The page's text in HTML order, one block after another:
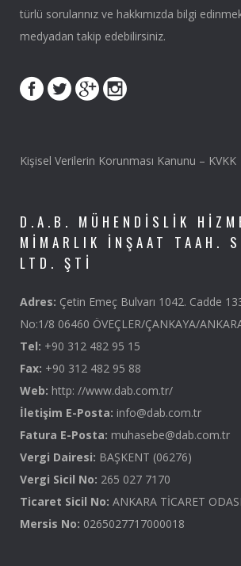
türlü sorularınız ve hakkımızda bilgi
medyadan takip edebilirsiniz.
Kişisel Verilerin Korunması Kanunu – KVKK
D.A.B. MÜHENDISLIK
MIMARLIK İNŞAAT TAAH.
LTD. ŞTI
Adres: Çetin Emeç Bulvarı 1042. Cadde
No:1/8 06460 ÖVEÇLER/ÇANKAYA/
Tel: +90 312 482 95 15
Fax: +90 312 482 95 88
Web: http: //www.dab.com.tr/
İletişim E-Posta: info@dab.com.tr
Fatura E-Posta: muhasebe@dab.com.tr
Vergi Dairesi: BAŞKENT (06276)
Vergi Sicil No: 265 027 7170
Ticaret Sicil No: ANKARA TİCARET
Mersis No: 0265027717000018